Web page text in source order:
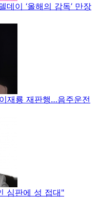
이 ‘올해의 감독’ 만장
재룡 재판행…음주운전
심판에 성 접대"